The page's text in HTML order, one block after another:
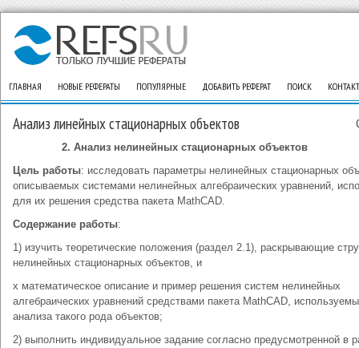
ГЛАВНАЯ НОВЫЕ РЕФЕРАТЫ ПОПУЛЯРНЫЕ ДОБАВИТЬ РЕФЕРАТ ПОИСК
Анализ линейных стационарных объектов
2. Анализ нелинейных стационарных объектов
Цель работы: исследовать параметры нелинейных стационарных
описываемых системами нелинейных алгебраических уравнений,
для их решения средства пакета MathCAD.
Содержание работы:
1) изучить теоретические положения (раздел 2.1), раскрывающие
нелинейных стационарных объектов, и
х математическое описание и пример решения систем нелинейных
алгебраических уравнений средствами пакета MathCAD,
анализа такого рода объектов;
2) выполнить индивидуальное задание согласно предусмотренной в